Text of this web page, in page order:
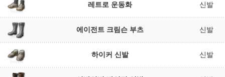
레트로 운동화 신발
에이전트 크림슨 부츠 신발
하이커 신발 신발